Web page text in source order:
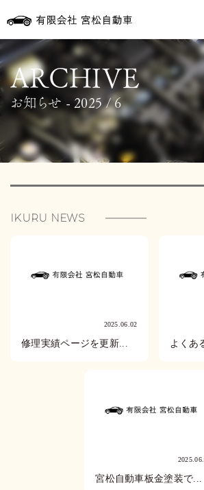
お知らせ - 2025 / 6
IKURU NEWS
修理実績ページを更新...
2025.06.02
よくあ
宮松自動車板金塗装で...